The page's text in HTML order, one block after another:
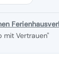
mit Vertrauen"